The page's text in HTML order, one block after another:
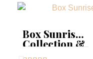
Box Sunrise
Collection &